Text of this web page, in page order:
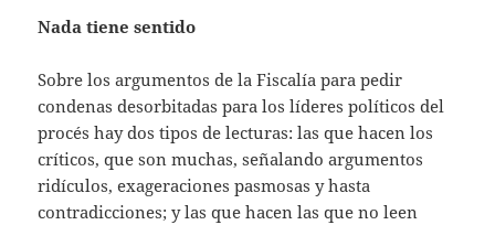
Nada tiene sentido
Sobre los argumentos de la Fiscalía para pedir
condenas desorbitadas para los líderes políticos del
procés hay dos tipos de lecturas: las que hacen los
críticos, que son muchas, señalando argumentos
ridículos, exageraciones pasmosas y hasta
contradicciones; y las que hacen las que no leen